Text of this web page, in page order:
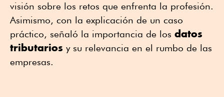
visión sobre los retos que enfrenta la profesión.
Asimismo, con la explicación de un caso
práctico, señaló la importancia de los datos
tributarios y su relevancia en el rumbo de las
empresas.